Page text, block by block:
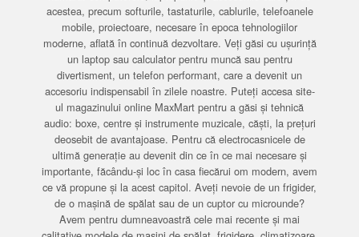
acestea, precum softurile, tastaturile, cablurile, telefoanele
mobile, proiectoare, necesare în epoca tehnologiilor
moderne, aflată în continuă dezvoltare. Veți găsi cu ușurință
un laptop sau calculator pentru muncă sau pentru
divertisment, un telefon performant, care a devenit un
accesoriu indispensabil în zilele noastre. Puteți accesa site-
ul magazinului online MaxMart pentru a găsi și tehnică
audio: boxe, centre și instrumente muzicale, căști, la prețuri
deosebit de avantajoase. Pentru că electrocasnicele de
ultimă generație au devenit din ce în ce mai necesare și
importante, făcându-și loc în casa fiecărui om modern, avem
ce vă propune și la acest capitol. Aveți nevoie de un frigider,
de o mașină de spălat sau de un cuptor cu microunde?
Avem pentru dumneavoastră cele mai recente și mai